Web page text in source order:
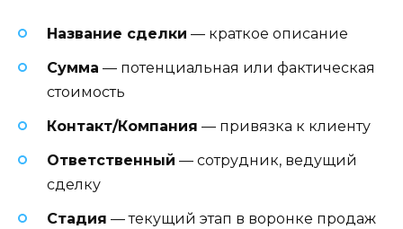
Название сделки — краткое описание
Сумма — потенциальная или фактическая
стоимость
Контакт/Компания — привязка к клиенту
Ответственный — сотрудник, ведущий
сделку
Стадия — текущий этап в воронке продаж